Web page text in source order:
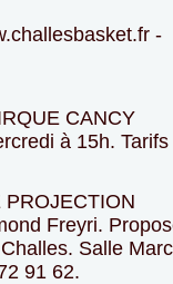
-
CANCY
à 15h.
PROJECTION
Freyri.
Salle
91 62.